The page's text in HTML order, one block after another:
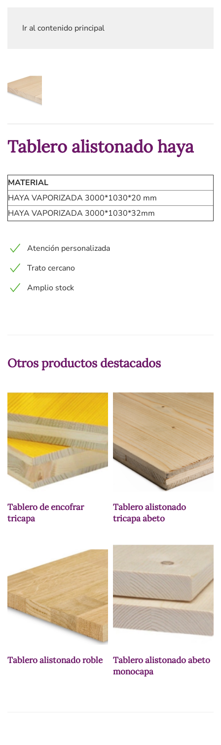
Ir al contenido principal
Tablero alistonado haya
MATERIAL
HAYA VAPORIZADA 3000*1030*20 mm
HAYA VAPORIZADA 3000*1030*32mm
Atención personalizada
Trato cercano
Amplio stock
Otros productos destacados
Tablero de encofrar
tricapa
Tablero alistonado
tricapa abeto
Tablero alistonado roble
Tablero alistonado abeto
monocapa